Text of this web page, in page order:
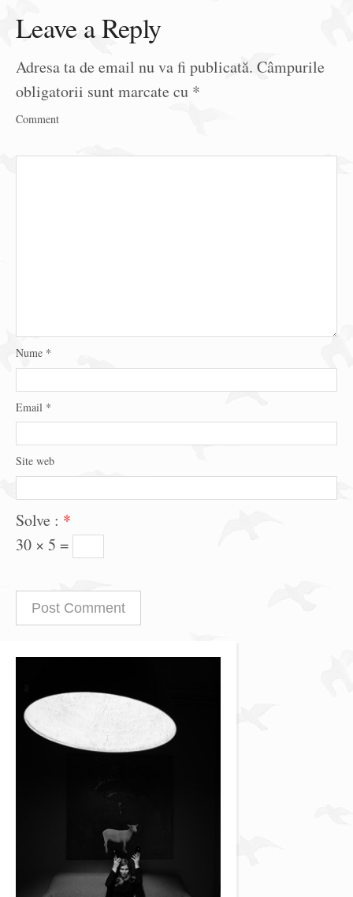
Leave a Reply
Adresa ta de email nu va fi publicată. Câmpurile
obligatorii sunt marcate cu *
Comment
Nume *
Email *
Site web
Solve : *
30 × 5 =